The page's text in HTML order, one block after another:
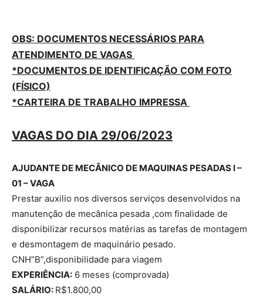
OBS: DOCUMENTOS NECESSÁRIOS PARA
ATENDIMENTO DE VAGAS
*DOCUMENTOS DE IDENTIFICAÇÃO COM FOTO
(FÍSICO)
*CARTEIRA DE TRABALHO IMPRESSA
VAGAS DO DIA 29/06/2023
AJUDANTE DE MECÂNICO DE MAQUINAS PESADAS l –
01 – VAGA
Prestar auxilio nos diversos serviços desenvolvidos na
manutenção de mecânica pesada ,com finalidade de
disponibilizar recursos matérias as tarefas de montagem
e desmontagem de maquinário pesado.
CNH”B”,disponibilidade para viagem
EXPERIÊNCIA: 6 meses (comprovada)
SALÁRIO: R$1.800,00